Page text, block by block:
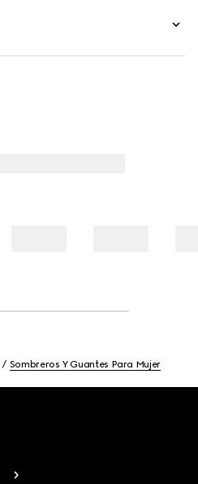
Sombreros Y Guantes Para Mujer